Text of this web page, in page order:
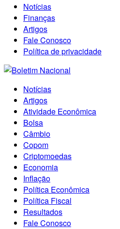
Notícias
Finanças
Artigos
Fale Conosco
Política de privacidade
Notícias
Artigos
Atividade Econômica
Bolsa
Câmbio
Copom
Criptomoedas
Economia
Inflação
Política Econômica
Política Fiscal
Resultados
Fale Conosco